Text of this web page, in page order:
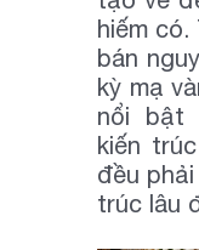
hiếm có.
bán
kỳ mạ
nổi bật
kiến
đều
trúc lâu